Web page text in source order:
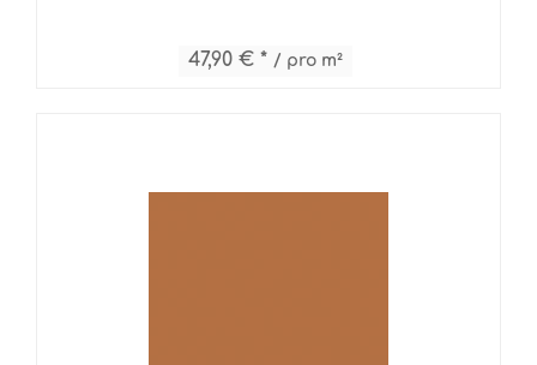
47,90 € * / pro m²